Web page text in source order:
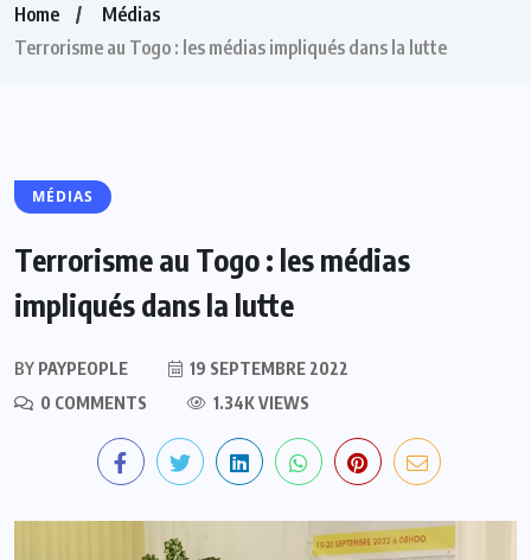
Home
Médias
Terrorisme au Togo : les médias impliqués dans la lutte
MÉDIAS
Terrorisme au Togo : les médias
impliqués dans la lutte
BY PAYPEOPLE
19 SEPTEMBRE 2022
0 COMMENTS
1.34K VIEWS